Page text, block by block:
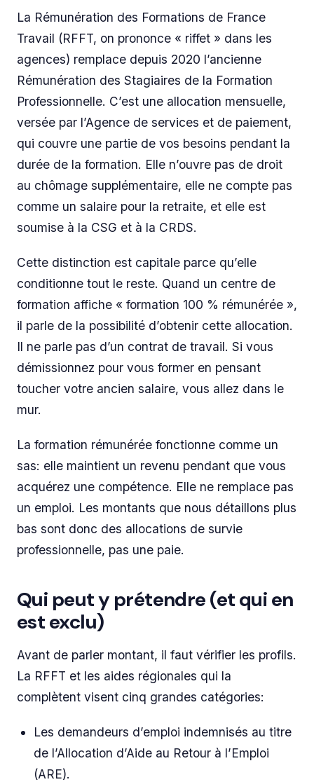
La Rémunération des Formations de France
Travail (RFFT, on prononce « riffet » dans les
agences) remplace depuis 2020 l’ancienne
Rémunération des Stagiaires de la Formation
Professionnelle. C’est une allocation mensuelle,
versée par l’Agence de services et de paiement,
qui couvre une partie de vos besoins pendant la
durée de la formation. Elle n’ouvre pas de droit
au chômage supplémentaire, elle ne compte pas
comme un salaire pour la retraite, et elle est
soumise à la CSG et à la CRDS.
Cette distinction est capitale parce qu’elle
conditionne tout le reste. Quand un centre de
formation affiche « formation 100 % rémunérée »,
il parle de la possibilité d’obtenir cette allocation.
Il ne parle pas d’un contrat de travail. Si vous
démissionnez pour vous former en pensant
toucher votre ancien salaire, vous allez dans le
mur.
La formation rémunérée fonctionne comme un
sas: elle maintient un revenu pendant que vous
acquérez une compétence. Elle ne remplace pas
un emploi. Les montants que nous détaillons plus
bas sont donc des allocations de survie
professionnelle, pas une paie.
Qui peut y prétendre (et qui en
est exclu)
Avant de parler montant, il faut vérifier les profils.
La RFFT et les aides régionales qui la
complètent visent cinq grandes catégories:
Les demandeurs d’emploi indemnisés au titre
de l’Allocation d’Aide au Retour à l’Emploi
(ARE).